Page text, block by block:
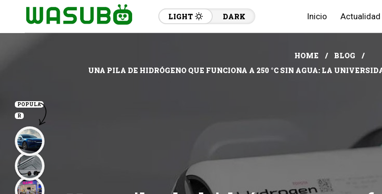
LIGHT DARK Inicio Actualidad
HOME
BLOG
UNA PILA DE HIDRÓGENO QUE FUNCIONA A 250 °C SIN AGUA: LA
POPULA
R